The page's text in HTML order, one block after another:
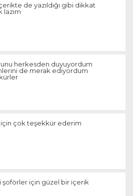
de yazıldığı gibi dikkat
lazım
herkesden duyuyordum
de merak ediyordum
çok teşekkür ederim
şoförler için güzel bir içerik